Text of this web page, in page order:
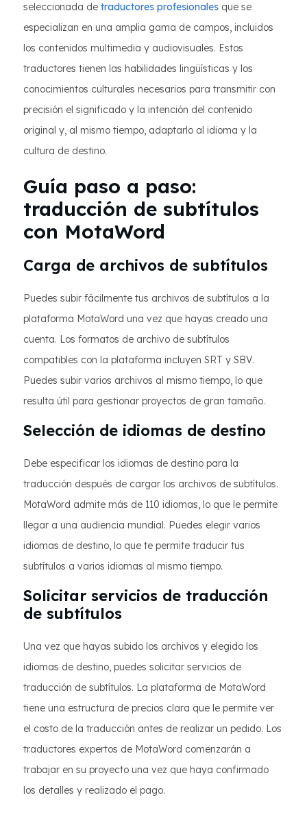
seleccionada de traductores profesionales que se
especializan en una amplia gama de campos, incluidos
los contenidos multimedia y audiovisuales. Estos
traductores tienen las habilidades lingüísticas y los
conocimientos culturales necesarios para transmitir con
precisión el significado y la intención del contenido
original y, al mismo tiempo, adaptarlo al idioma y la
cultura de destino.
Guía paso a paso:
traducción de subtítulos
con MotaWord
Carga de archivos de subtítulos
Puedes subir fácilmente tus archivos de subtítulos a la
plataforma MotaWord una vez que hayas creado una
cuenta. Los formatos de archivo de subtítulos
compatibles con la plataforma incluyen SRT y SBV.
Puedes subir varios archivos al mismo tiempo, lo que
resulta útil para gestionar proyectos de gran tamaño.
Selección de idiomas de destino
Debe especificar los idiomas de destino para la
traducción después de cargar los archivos de subtítulos.
MotaWord admite más de 110 idiomas, lo que le permite
llegar a una audiencia mundial. Puedes elegir varios
idiomas de destino, lo que te permite traducir tus
subtítulos a varios idiomas al mismo tiempo.
Solicitar servicios de traducción
de subtítulos
Una vez que hayas subido los archivos y elegido los
idiomas de destino, puedes solicitar servicios de
traducción de subtítulos. La plataforma de MotaWord
tiene una estructura de precios clara que le permite ver
el costo de la traducción antes de realizar un pedido. Los
traductores expertos de MotaWord comenzarán a
trabajar en su proyecto una vez que haya confirmado
los detalles y realizado el pago.